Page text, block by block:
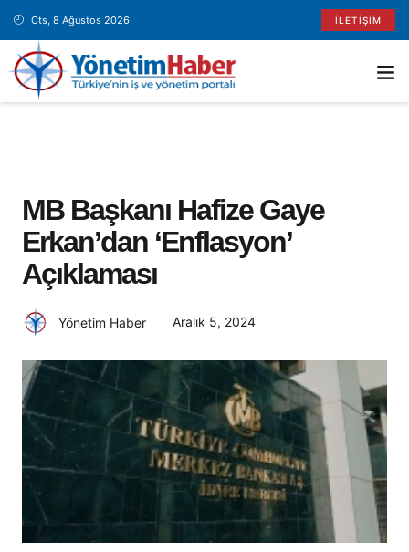
Cts, 8 Ağustos 2026 İLETIŞIM
MB Başkanı Hafize Gaye
Erkan’dan ‘enflasyon’
Açıklaması
Yönetim Haber Aralık 5, 2024